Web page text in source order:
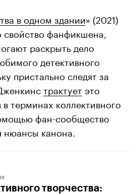
в одном здании» (2021)
свойство фанфикшена,
раскрыть дело
детективного
пристально следят за
трактуетэто
терминах коллективного
фан-сообщество
нюансы канона.
творчества: